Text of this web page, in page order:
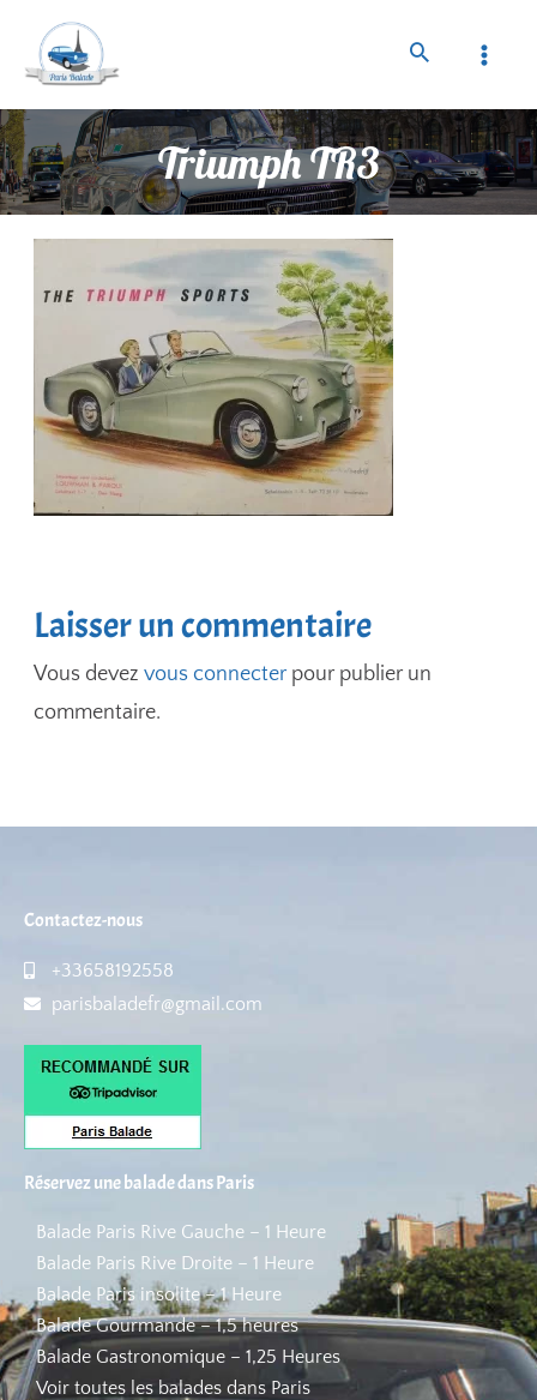
Triumph TR3
Laisser un commentaire
Vous devezvous connecterpour publier un
commentaire.
Contactez-nous
+33658192558
parisbaladefr@gmail.com
Réservez une balade dans Paris
Balade Paris Rive Gauche – 1 Heure
Balade Paris Rive Droite – 1 Heure
Balade Paris insolite – 1 Heure
Balade Gourmande – 1,5 heures
Balade Gastronomique – 1,25 Heures
Voir toutes les balades dans Paris